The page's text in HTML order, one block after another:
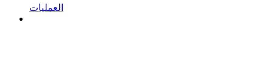
العمليات